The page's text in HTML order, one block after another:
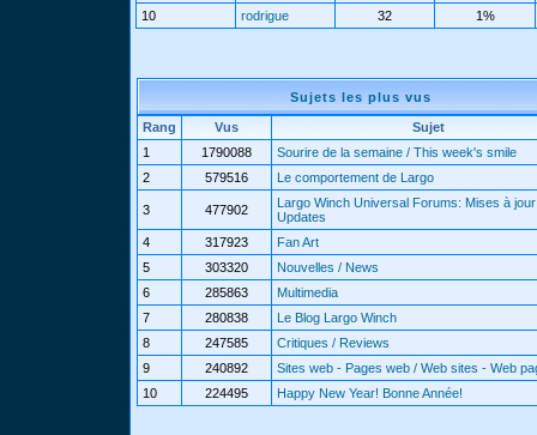
10
rodrigue 32 1%
Sujets les plus vus
Rang Vus
Sujet
1
1790088
Sourire de la semaine / This week's smile
2
579516 Le comportement de Largo
3 477902
Largo Winch Universal Forums: Mises à
Updates
4
317923
Fan Art
5
303320
Nouvelles / News
6
285863
Multimedia
7
280838
Le Blog Largo Winch
8
247585
Critiques / Reviews
9
240892
Sites web - Pages web / Web sites - Web
10
224495 Happy New Year! Bonne Année!